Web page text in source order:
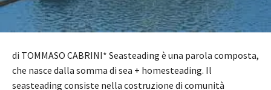
di TOMMASO CABRINI* Seasteading è una parola composta,
che nasce dalla somma di sea + homesteading. Il
seasteading consiste nella costruzione di comunità